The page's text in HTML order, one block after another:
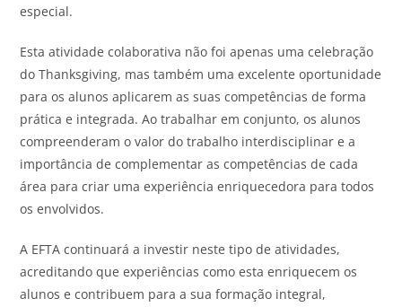
especial.
Esta atividade colaborativa não foi apenas uma celebração
do Thanksgiving, mas também uma excelente oportunidade
para os alunos aplicarem as suas competências de forma
prática e integrada. Ao trabalhar em conjunto, os alunos
compreenderam o valor do trabalho interdisciplinar e a
importância de complementar as competências de cada
área para criar uma experiência enriquecedora para todos
os envolvidos.
A EFTA continuará a investir neste tipo de atividades,
acreditando que experiências como esta enriquecem os
alunos e contribuem para a sua formação integral,